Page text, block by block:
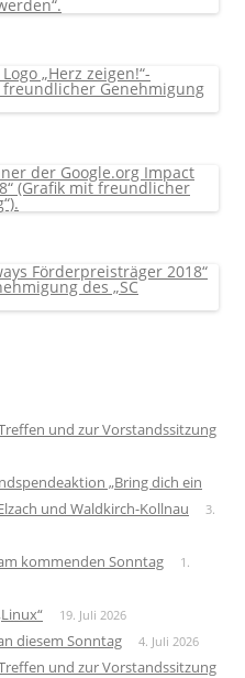
und zur Vorstandssitzung
„Bring dich ein
und Waldkirch-Kollnau
3.
kommenden Sonntag
1.
19. Juli 2026
diesem Sonntag 4. Juli 2026
und zur Vorstandssitzung